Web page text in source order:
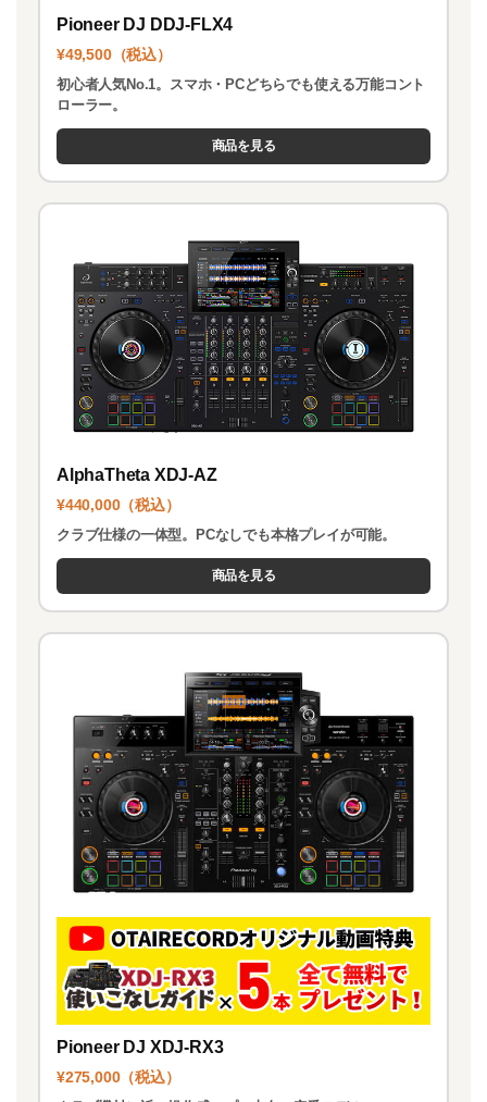
Pioneer DJ DDJ-FLX4
¥49,500（税込）
初心者人気No.1。スマホ・PCどちらでも使える万能コント
ローラー。
商品を見る
AlphaTheta XDJ-AZ
¥440,000（税込）
クラブ仕様の一体型。PCなしでも本格プレイが可能。
商品を見る
Pioneer DJ XDJ-RX3
¥275,000（税込）